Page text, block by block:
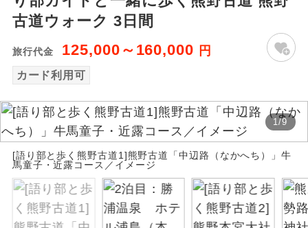
古道ウォーク 3日間
旅行代金 125,000～160,000 円
カード利用可
1/9
[語り部と歩く熊野古道1]熊野古道「中辺路（なかへち）」牛
馬童子・近露コース／イメージ
バスガイド乗
バスガイドが乗務し、車内での観光案内
があります。
新コース
世界遺産
ユネスコに登録されている文化遺産や自
然遺産を訪ねるコースです。
絶景 絶景スポットに立ち寄るコースです。
温泉 温泉地にも宿泊するコースです。